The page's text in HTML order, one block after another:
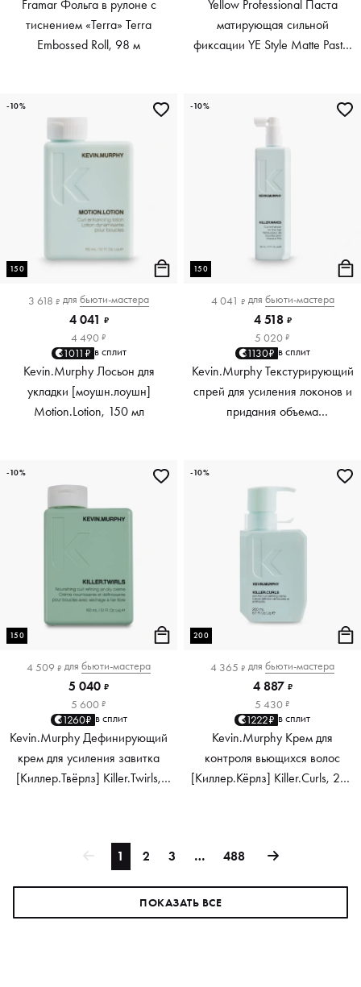
Framar Фольга в рулоне с
тиснением «Terra» Terra
Embossed Roll, 98 м
Yellow Professional Паста
матирующая сильной
фиксации YE Style Matte Paste,
150
3 618 ₽ для бьюти-мастера
4 041 ₽
4 490 ₽
1011₽ в сплит
Kevin.Murphy Лосьон для
укладки [моушн.лоушн]
Motion.Lotion, 150 мл
-10%
150
4 041 ₽ для бьюти-мастера
4 518 ₽
5 020 ₽
1130₽ в сплит
Kevin.Murphy Текстурирующий
спрей для усиления локонов и
придания объема
-10%
150
4 509 ₽ для бьюти-мастера
5 040 ₽
5 600 ₽
1260₽ в сплит
Kevin.Murphy Дефинирующий
крем для усиления завитка
[Киллер.Твёрлз] Killer.Twirls,
-10%
200
4 365 ₽ для бьюти-мастера
4 887 ₽
5 430 ₽
1222₽ в сплит
Kevin.Murphy Крем для
контроля вьющихся волос
[Киллер.Кёрлз] Killer.Curls, 200
-10%
1 2 3 … 488
ПОКАЗАТЬ ВСЕ